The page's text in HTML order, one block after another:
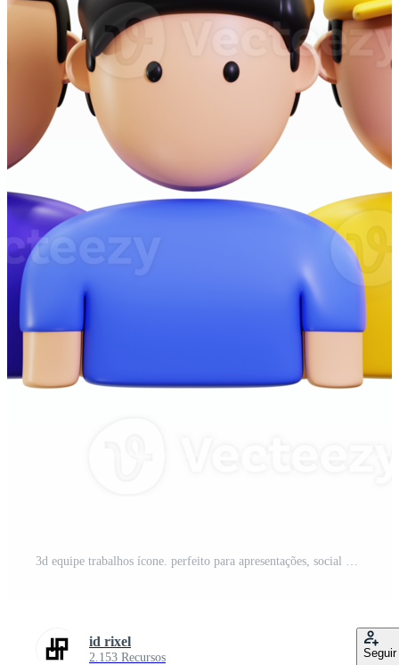
3d equipe trabalhos ícone. perfeito para apresentações, social meios de comunicação Postagens, e educacional materiais alvejando uma diverso público PNG Pro
id rixel
2.153 Recursos Seguir